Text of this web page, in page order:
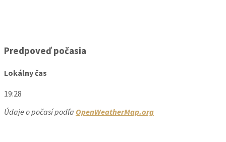
Predpoveď počasia
Lokálny čas
19:28
Údaje o počasí podľa OpenWeatherMap.org